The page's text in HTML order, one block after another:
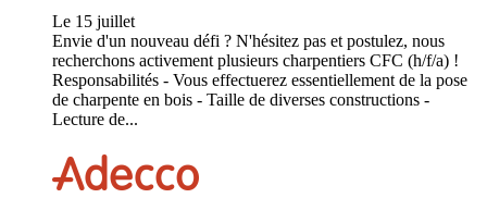
Le 15 juillet
Envie d'un nouveau défi ? N'hésitez pas et postulez, nous
recherchons activement plusieurs charpentiers CFC (h/f/a) !
Responsabilités - Vous effectuerez essentiellement de la pose
de charpente en bois - Taille de diverses constructions -
Lecture de...